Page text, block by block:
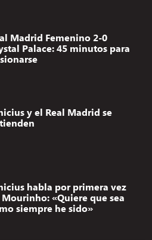
Madrid Femenino 2-0
Palace: 45 minutos para
y el Real Madrid se
habla por primera vez
«Quiere que sea
siempre he sido»